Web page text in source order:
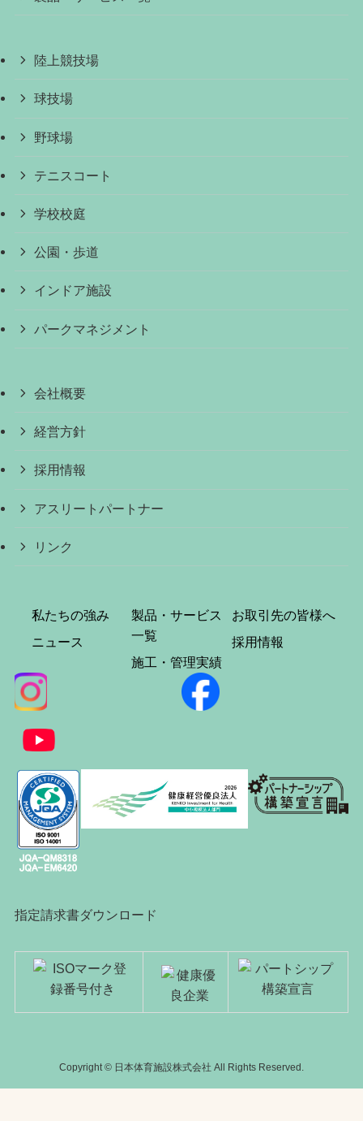
陸上競技場
球技場
野球場
テニスコート
学校校庭
公園・歩道
インドア施設
パークマネジメント
会社概要
経営方針
採用情報
アスリートパートナー
リンク
私たちの強み
ニュース
製品・サービス
一覧
施工・管理実績
お取引先の皆様へ
採用情報
指定請求書ダウンロード
Copyright © 日本体育施設株式会社 All Rights Reserved.